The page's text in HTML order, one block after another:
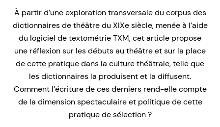
À partir d’une exploration transversale du corpus des
dictionnaires de théâtre du XIXe siècle, menée à l’aide
du logiciel de textométrie TXM, cet article propose
une réflexion sur les débuts au théâtre et sur la place
de cette pratique dans la culture théâtrale, telle que
les dictionnaires la produisent et la diffusent.
Comment l’écriture de ces derniers rend-elle compte
de la dimension spectaculaire et politique de cette
pratique de sélection ?